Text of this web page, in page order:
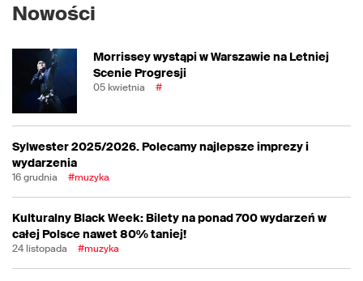
Nowości
Morrissey wystąpi w Warszawie na Letniej
Scenie Progresji
05 kwietnia #
Sylwester 2025/2026. Polecamy najlepsze imprezy i
wydarzenia
16 grudnia #muzyka
Kulturalny Black Week: Bilety na ponad 700 wydarzeń w
całej Polsce nawet 80% taniej!
24 listopada #muzyka